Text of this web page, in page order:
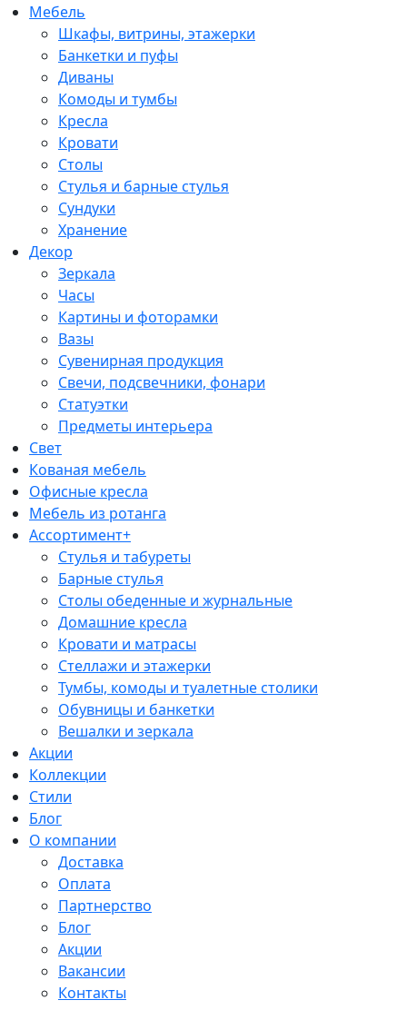
Мебель
Шкафы, витрины, этажерки
Банкетки и пуфы
Диваны
Комоды и тумбы
Кресла
Кровати
Столы
Стулья и барные стулья
Сундуки
Хранение
Декор
Зеркала
Часы
Картины и фоторамки
Вазы
Сувенирная продукция
Свечи, подсвечники, фонари
Статуэтки
Предметы интерьера
Свет
Кованая мебель
Офисные кресла
Мебель из ротанга
Ассортимент+
Стулья и табуреты
Барные стулья
Столы обеденные и журнальные
Домашние кресла
Кровати и матрасы
Стеллажи и этажерки
Тумбы, комоды и туалетные столики
Обувницы и банкетки
Вешалки и зеркала
Акции
Коллекции
Стили
Блог
О компании
Доставка
Оплата
Партнерство
Блог
Акции
Вакансии
Контакты